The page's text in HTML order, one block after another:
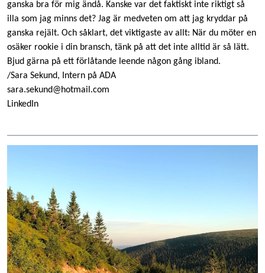
ganska bra för mig ändå. Kanske var det faktiskt inte riktigt så
illa som jag minns det? Jag är medveten om att jag kryddar på
ganska rejält. Och såklart, det viktigaste av allt: När du möter en
osäker rookie i din bransch, tänk på att det inte alltid är så lätt.
Bjud gärna på ett förlåtande leende någon gång ibland.
/Sara Sekund, Intern på ADA
sara.sekund@hotmail.com
LinkedIn